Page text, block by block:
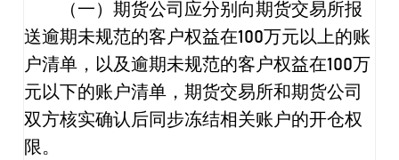
（一）期货公司应分别向期货交易所报
送逾期未规范的客户权益在100 万元以上的账
户清单，以及逾期未规范的客户权益在100 万
元以下的账户清单，期货交易所和期货公司
双方核实确认后同步冻结相关账户的开仓权
限。